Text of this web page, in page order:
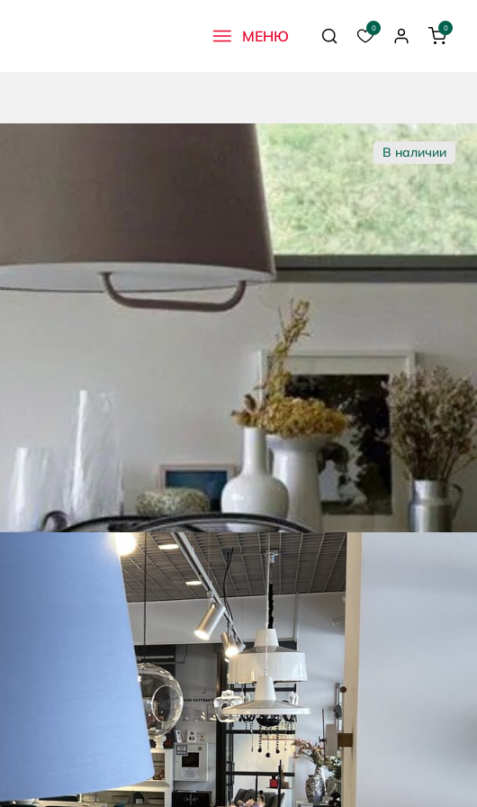
МЕНЮ ПоискИзбранное
0
Профиль
0
В наличии